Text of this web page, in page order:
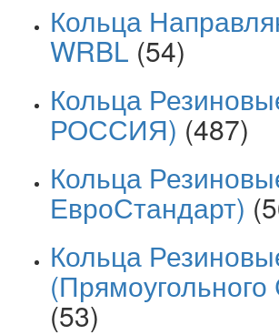
Кольца
WRBL (54)
Кольца
РОССИЯ) (487)
Кольца
ЕвроСтандарт)
Кольца
(53)